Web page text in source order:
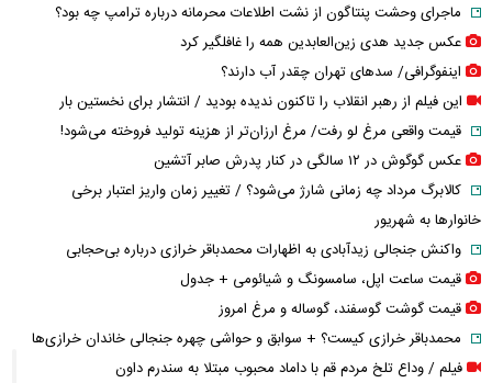
ماجرای وحشت پنتاگون از نشت اطلاعات محرمانه درباره ترامپ چه بود؟
عکس جدید هدی زین‌العابدین همه را غافلگیر کرد
اینفوگرافی/ سدهای تهران چقدر آب دارند؟
این فیلم از رهبر انقلاب را تاکنون ندیده بودید / انتشار برای نخستین بار
قیمت واقعی مرغ لو رفت/ مرغ ارزان‌تر از هزینه تولید فروخته می‌شود!
عکس گوگوش در ۱۲ سالگی در کنار پدرش صابر آتشین
کالابرگ مرداد چه زمانی شارژ می‌شود؟ / تغییر زمان واریز اعتبار برخی
خانوارها به شهریور
واکنش جنجالی زیدآبادی به اظهارات محمدباقر خرازی درباره بی‌حجابی
قیمت ساعت اپل، سامسونگ و شیائومی + جدول
قیمت گوشت گوسفند، گوساله و مرغ امروز
محمدباقر خرازی کیست؟ + سوابق و حواشی چهره جنجالی خاندان خرازی‌ها
فیلم / وداع تلخ مردم قم با داماد محبوب مبتلا به سندرم داون